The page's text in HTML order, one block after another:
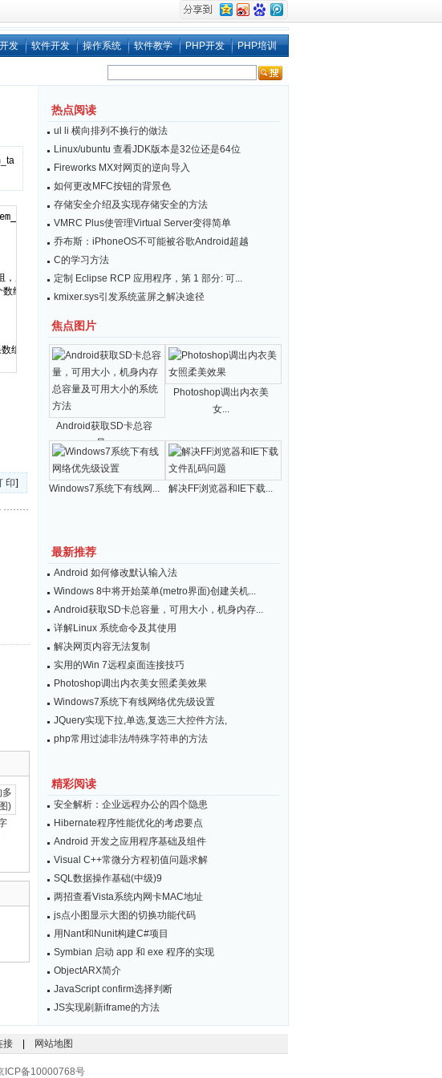
发 软件开发 操作系统 软件教学 PHP开发 PHP培训
在哪个元素下查找
用于存放结果
索引从0开始,所以遍历次数要比元素总数小1
组
印]
热点阅读
ul li 横向排列不换行的做法
Linux/ubuntu 查看JDK版本是32位还是64位
Fireworks MX对网页的逆向导入
如何更改MFC按钮的背景色
存储安全介绍及实现存储安全的方法
VMRC Plus使管理Virtual Server变得简单
乔布斯：iPhoneOS不可能被谷歌Android超越
C的学习方法
定制 Eclipse RCP 应用程序，第 1 部分: 可...
kmixer.sys引发系统蓝屏之解决途径
焦点图片
Android获取SD卡总容
量...
Photoshop调出内衣美
女...
Windows7系统下有线网... 解决FF浏览器和IE下载...
最新推荐
Android 如何修改默认输入法
Windows 8中将开始菜单(metro界面)创建关机...
Android获取SD卡总容量，可用大小，机身内存...
详解Linux 系统命令及其使用
解决网页内容无法复制
实用的Win 7远程桌面连接技巧
Photoshop调出内衣美女照柔美效果
Windows7系统下有线网络优先级设置
JQuery实现下拉,单选,复选三大控件方法,
php常用过滤非法/特殊字符串的方法
精彩阅读
安全解析：企业远程办公的四个隐患
Hibernate程序性能优化的考虑要点
Android 开发之应用程序基础及组件
Visual C++常微分方程初值问题求解
SQL数据操作基础(中级)9
两招查看Vista系统内网卡MAC地址
js点小图显示大图的切换功能代码
用Nant和Nunit构建C#项目
Symbian 启动 app 和 exe 程序的实现
ObjectARX简介
JavaScript confirm选择判断
JS实现刷新iframe的方法
接| 网站地图
备10000768号